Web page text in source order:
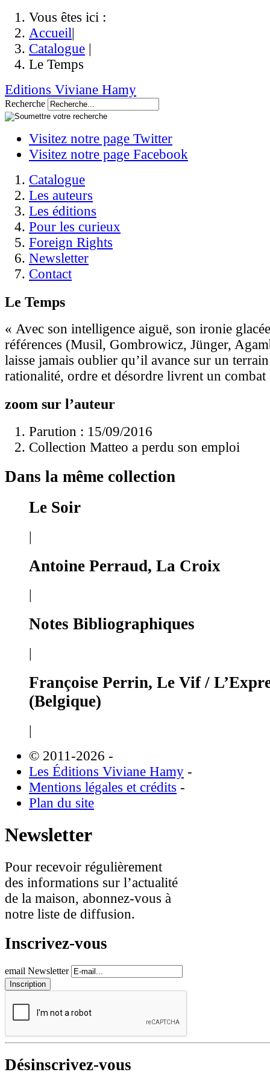
Vous êtes ici :
Accueil|
Catalogue |
Le Temps
Editions Viviane Hamy
Recherche
Visitez notre page Twitter
Visitez notre page Facebook
Catalogue
Les auteurs
Les éditions
Pour les curieux
Foreign Rights
Newsletter
Contact
Le Temps
« Avec son intelligence aiguë, son ironie
références (Musil, Gombrowicz, Jünger,
laisse jamais oublier qu’il avance sur un
rationalité, ordre et désordre livrent un combat
zoom sur l’auteur
Parution : 15/09/2016
Collection Matteo a perdu son emploi
Dans la même collection
Le Soir
|
Antoine Perraud, La Croix
Notes Bibliographiques
|
Françoise Perrin, Le Vif /
(Belgique)
|
© 2011-2026 -
Les Éditions Viviane Hamy -
Mentions légales et crédits -
Plan du site
Newsletter
Pour recevoir régulièrement
des informations sur l’actualité
de la maison, abonnez-vous à
notre liste de diffusion.
Inscrivez-vous
email Newsletter
Désinscrivez-vous